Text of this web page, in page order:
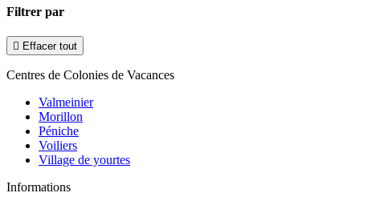
Filtrer par
 Effacer tout
Centres de Colonies de Vacances
Valmeinier
Morillon
Péniche
Voiliers
Village de yourtes
Informations